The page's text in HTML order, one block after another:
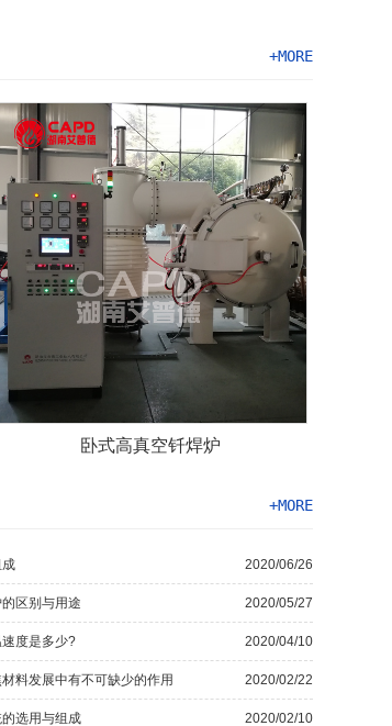
+MORE
卧式高真空钎焊炉
+MORE
2020/06/26
区别与用途 2020/05/27
度是多少? 2020/04/10
料发展中有不可缺少的作用 2020/02/22
选用与组成 2020/02/10